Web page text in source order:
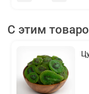
С этим